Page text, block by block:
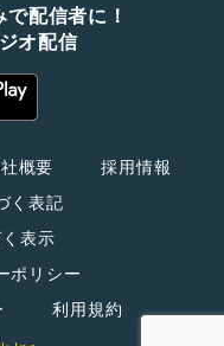
配信者に！
オ配信
概要
採用情報
く表記
表示
ポリシー
利用規約